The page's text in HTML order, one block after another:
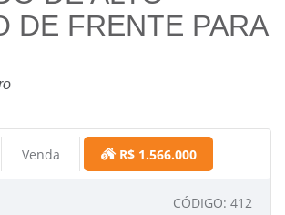
DE FRENTE PARA
Venda R$ 1.566.000
CÓDIGO: 412